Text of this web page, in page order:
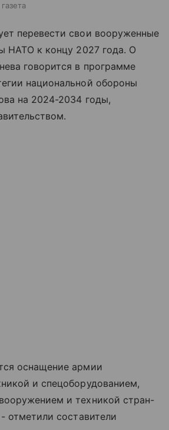
перевести свои вооруженные
НАТО к концу 2027 года. О
говорится в программе
национальной обороны
на 2024-2034 годы,
оснащение армии
и спецоборудованием,
и техникой стран-
отметили составители